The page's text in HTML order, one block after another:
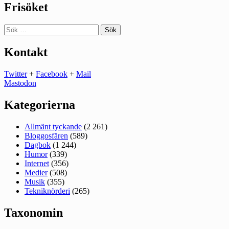
Frisöket
Sök
efter:
Kontakt
Twitter+ Facebook + Mail
Mastodon
Kategorierna
Allmänt tyckande (2 261)
Bloggosfären (589)
Dagbok (1 244)
Humor(339)
Internet (356)
Medier(508)
Musik (355)
Tekniknörderi (265)
Taxonomin